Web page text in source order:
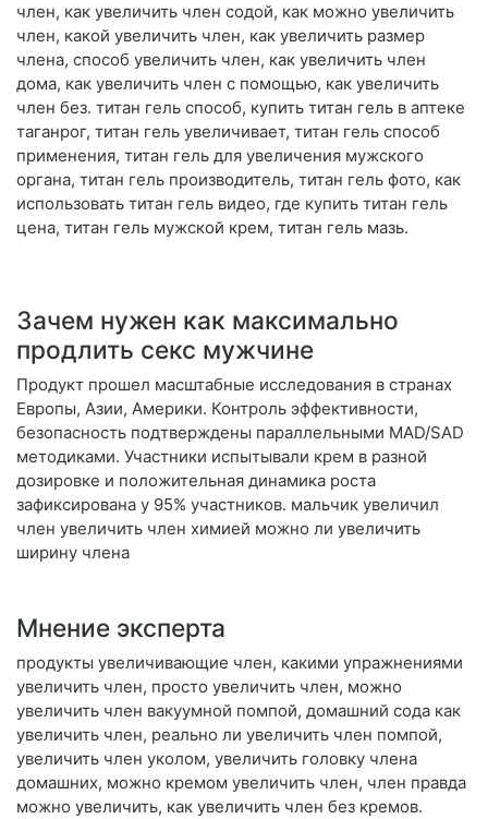
член, как увеличить член содой, как можно увеличить
член, какой увеличить член, как увеличить размер
члена, способ увеличить член, как увеличить член
дома, как увеличить член с помощью, как увеличить
член без. титан гель способ, купить титан гель в аптеке
таганрог, титан гель увеличивает, титан гель способ
применения, титан гель для увеличения мужского
органа, титан гель производитель, титан гель фото, как
использовать титан гель видео, где купить титан гель
цена, титан гель мужской крем, титан гель мазь.
Зачем нужен как максимально
продлить секс мужчине
Продукт прошел масштабные исследования в странах
Европы, Азии, Америки. Контроль эффективности,
безопасность подтверждены параллельными MAD/SAD
методиками. Участники испытывали крем в разной
дозировке и положительная динамика роста
зафиксирована у 95% участников. мальчик увеличил
член увеличить член химией можно ли увеличить
ширину члена
Мнение эксперта
продукты увеличивающие член, какими упражнениями
увеличить член, просто увеличить член, можно
увеличить член вакуумной помпой, домашний сода как
увеличить член, реально ли увеличить член помпой,
увеличить член уколом, увеличить головку члена
домашних, можно кремом увеличить член, член правда
можно увеличить, как увеличить член без кремов.